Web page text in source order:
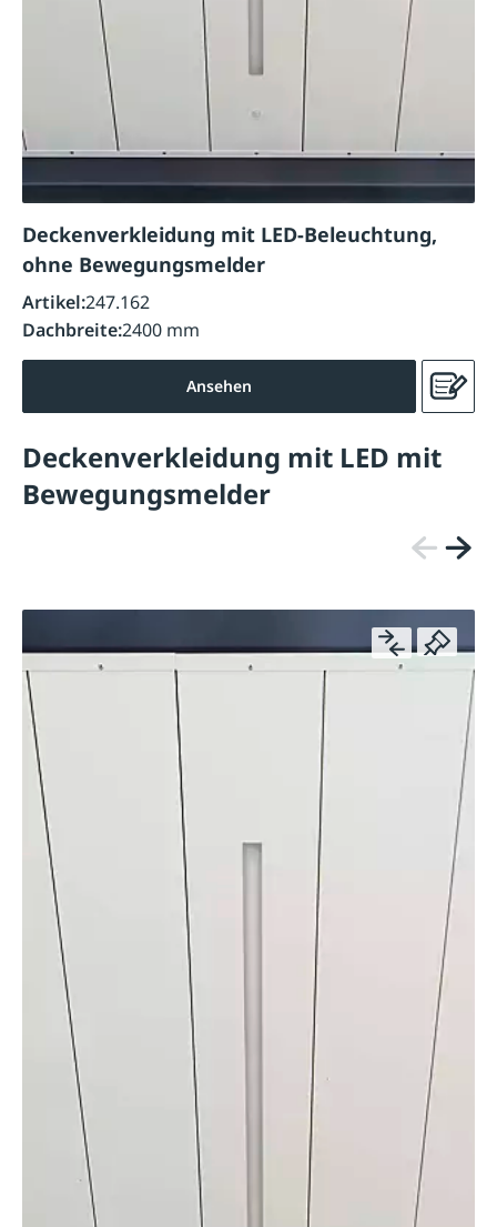
Deckenverkleidung mit LED-Beleuchtung,
ohne Bewegungsmelder
Artikel:247.162
Dachbreite:2400 mm
Ansehen
Deckenverkleidung mit LED mit
Bewegungsmelder